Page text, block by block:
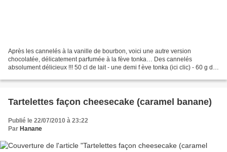
Après les cannelés à la vanille de bourbon, voici une autre version
chocolatée, délicatement parfumée à la fève tonka… Des cannelés
absolument délicieux !!! 50 cl de lait - une demi f ève tonka (ici clic) - 60 g de
Tartelettes façon cheesecake (caramel banane)
Publié le 22/07/2010 à 23:22
Par Hanane